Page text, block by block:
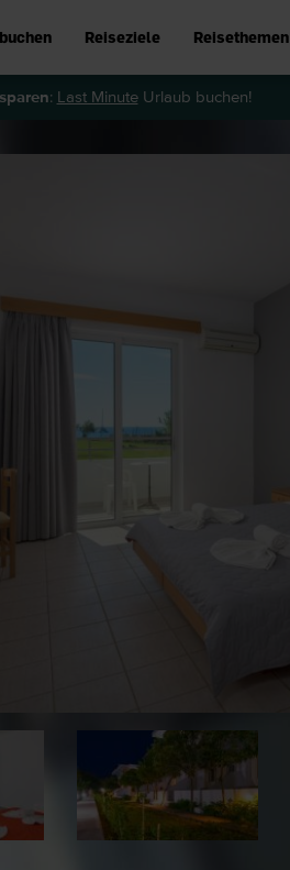
Reiseziele Reisethemen
: Last MinuteUrlaub buchen!